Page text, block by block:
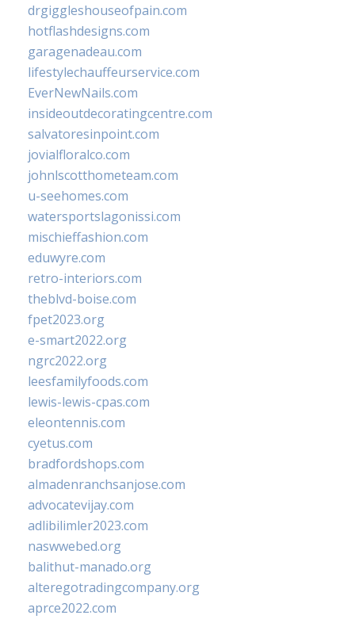
drgiggleshouseofpain.com
hotflashdesigns.com
garagenadeau.com
lifestylechauffeurservice.com
EverNewNails.com
insideoutdecoratingcentre.com
salvatoresinpoint.com
jovialfloralco.com
johnlscotthometeam.com
u-seehomes.com
watersportslagonissi.com
mischieffashion.com
eduwyre.com
retro-interiors.com
theblvd-boise.com
fpet2023.org
e-smart2022.org
ngrc2022.org
leesfamilyfoods.com
lewis-lewis-cpas.com
eleontennis.com
cyetus.com
bradfordshops.com
almadenranchsanjose.com
advocatevijay.com
adlibilimler2023.com
naswwebed.org
balithut-manado.org
alteregotradingcompany.org
aprce2022.com